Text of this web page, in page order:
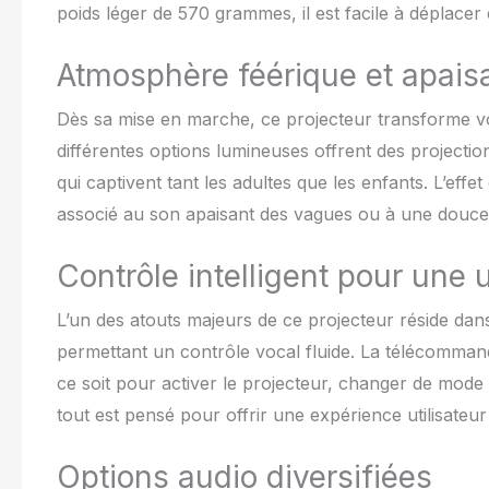
apaisante
luminosité de
immobile)
minuterie qui
sélectionner
personnaliser
polyvalent
le plafond de
atmosphère
une ambiance
relaxante et
préférences.
infrarouge, 1
à sons
poids léger de 570 grammes, il est facile à
Atmosphère féérique et
Dès sa mise en marche, ce projecteur transforme
différentes options lumineuses offrent des
qui captivent tant les adultes que les enfants.
associé au son apaisant des vagues ou à une
Contrôle intelligent pour une
L’un des atouts majeurs de ce projecteur réside
permettant un contrôle vocal fluide. La
ce soit pour activer le projecteur, changer de
tout est pensé pour offrir une expérience
Options audio diversifiées